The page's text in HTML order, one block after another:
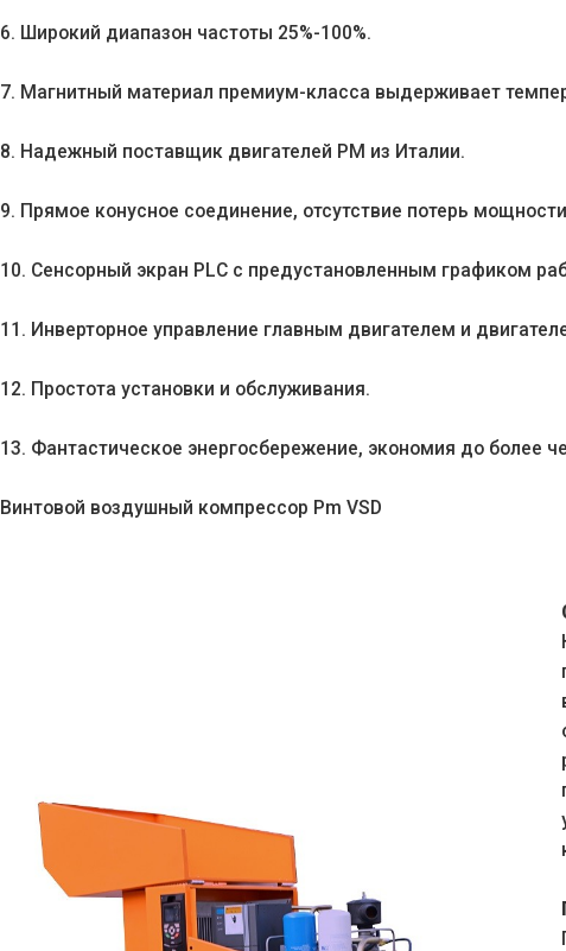
6. Широкий диапазон частоты 25%-100%.
7. Магнитный материал премиум-класса выдерживает
8. Надежный поставщик двигателей PM из Италии.
9. Прямое конусное соединение, отсутствие потерь
10. Сенсорный экран PLC с предустановленным графиком
11. Инверторное управление главным двигателем и
12. Простота установки и обслуживания.
13. Фантастическое энергосбережение, экономия до более
Винтовой воздушный компрессор Pm VSD